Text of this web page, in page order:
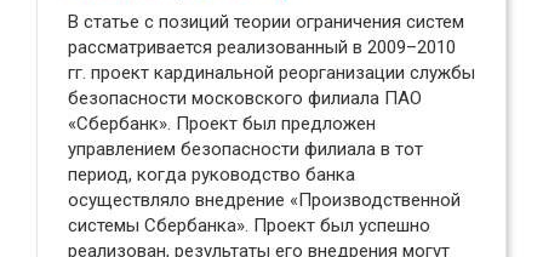
В статье с позиций теории ограничения систем
рассматривается реализованный в 2009–2010
гг. проект кардинальной реорганизации службы
безопасности московского филиала ПАО
«Сбербанк». Проект был предложен
управлением безопасности филиала в тот
период, когда руководство банка
осуществляло внедрение «Производственной
системы Сбербанка». Проект был успешно
реализован, результаты его внедрения могут